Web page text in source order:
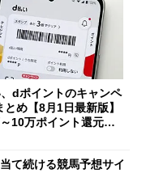
dポイントのキャンペ
とめ【8月1日最新版】
10万ポイント還元の
て続ける競馬予想サイ